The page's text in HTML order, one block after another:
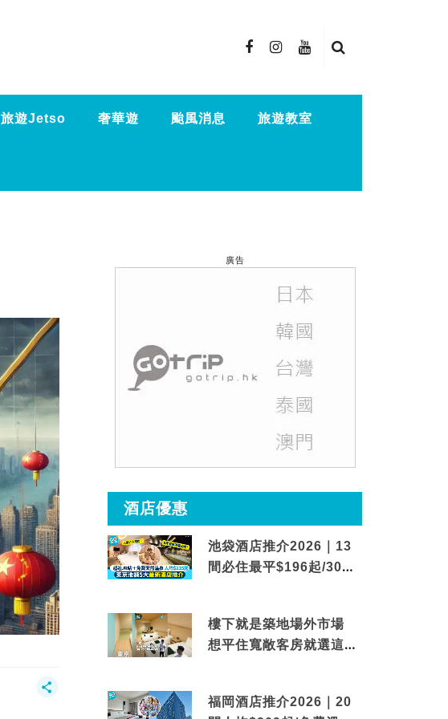
旅遊Jetso 奢華遊 颱風消息 旅遊教室
廣告
酒店優惠
池袋酒店推介2026｜13
間必住最平$196起/30秒
樓下就是築地場外市場
想平住寬敞客房就選這間
福岡酒店推介2026｜20